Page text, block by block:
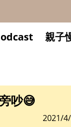
親子
吵😅
2021/